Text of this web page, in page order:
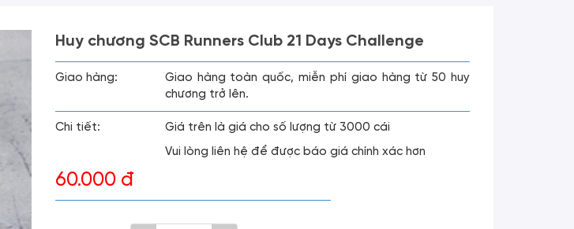
Huy chương SCB Runners Club 21 Days Challenge
Giao hàng:
Giao hàng toàn quốc, miễn phí giao hàng từ 50 huy
chương trở lên.
Chi tiết:
Giá trên là giá cho số lượng từ 3000 cái
Vui lòng liên hệ để được báo giá chính xác hơn
60.000 đ